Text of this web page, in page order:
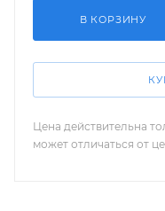
В КОРЗИНУ
Цена действительна
может отличаться от